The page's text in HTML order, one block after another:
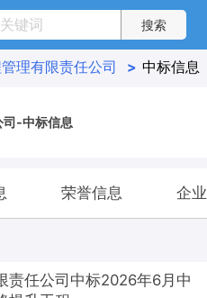
理有限责任公司 > 中标信息
司-中标信息
荣誉信息 企
责任公司中标2026年6月中